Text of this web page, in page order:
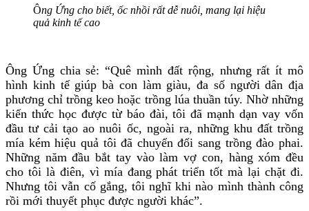
Ông Ứng cho biết, ốc nhồi rất dễ nuôi, mang lại hiệu
quả kinh tế cao
Ông Ứng chia sẻ: “Quê mình đất rộng, nhưng rất ít mô
hình kinh tế giúp bà con làm giàu, đa số người dân địa
phương chỉ trồng keo hoặc trồng lúa thuần túy. Nhờ những
kiến thức học được từ báo đài, tôi đã mạnh dạn vay vốn
đầu tư cải tạo ao nuôi ốc, ngoài ra, những khu đất trồng
mía kém hiệu quả tôi đã chuyển đổi sang trồng đào phai.
Những năm đầu bắt tay vào làm vợ con, hàng xóm đều
cho tôi là điên, vì mía đang phát triển tốt mà lại chặt đi.
Nhưng tôi vẫn cố gắng, tôi nghĩ khi nào mình thành công
rồi mới thuyết phục được người khác”.